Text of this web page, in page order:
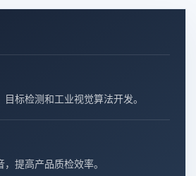
标检测和工业视觉算法开发。
提高产品质检效率。